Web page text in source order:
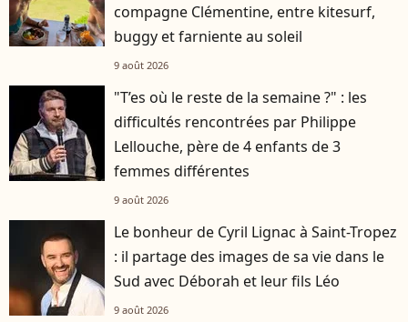
compagne Clémentine, entre kitesurf,
buggy et farniente au soleil
9 août 2026
"T’es où le reste de la semaine ?" : les
difficultés rencontrées par Philippe
Lellouche, père de 4 enfants de 3
femmes différentes
9 août 2026
Le bonheur de Cyril Lignac à Saint-Tropez
: il partage des images de sa vie dans le
Sud avec Déborah et leur fils Léo
9 août 2026